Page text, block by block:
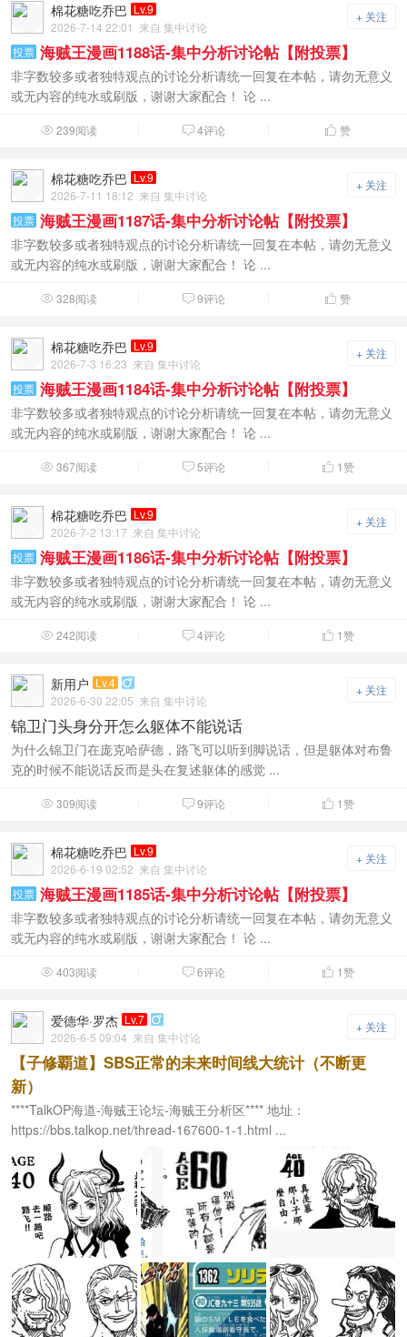
+ 关注
棉花糖吃乔巴 Lv.9
2026-7-14 22:01 来自 集中讨论
投票 海贼王漫画1188话-集中分析讨论帖【附投票】
非字数较多或者独特观点的讨论分析请统一回复在本帖，请勿无意义
或无内容的纯水或刷版，谢谢大家配合！ 论 ...
 239阅读  4评论  赞
+ 关注
棉花糖吃乔巴 Lv.9
2026-7-11 18:12 来自 集中讨论
投票 海贼王漫画1187话-集中分析讨论帖【附投票】
非字数较多或者独特观点的讨论分析请统一回复在本帖，请勿无意义
或无内容的纯水或刷版，谢谢大家配合！ 论 ...
 328阅读  9评论  赞
+ 关注
棉花糖吃乔巴 Lv.9
2026-7-3 16:23 来自 集中讨论
投票 海贼王漫画1184话-集中分析讨论帖【附投票】
非字数较多或者独特观点的讨论分析请统一回复在本帖，请勿无意义
或无内容的纯水或刷版，谢谢大家配合！ 论 ...
 367阅读  5评论  1赞
+ 关注
棉花糖吃乔巴 Lv.9
2026-7-2 13:17 来自 集中讨论
投票 海贼王漫画1186话-集中分析讨论帖【附投票】
非字数较多或者独特观点的讨论分析请统一回复在本帖，请勿无意义
或无内容的纯水或刷版，谢谢大家配合！ 论 ...
 242阅读  4评论  1赞
+ 关注
新用户 Lv.4 
2026-6-30 22:05 来自 集中讨论
锦卫门头身分开怎么躯体不能说话
为什么锦卫门在庞克哈萨德，路飞可以听到脚说话，但是躯体对布鲁
克的时候不能说话反而是头在复述躯体的感觉 ...
 309阅读  9评论  1赞
+ 关注
棉花糖吃乔巴 Lv.9
2026-6-19 02:52 来自 集中讨论
投票 海贼王漫画1185话-集中分析讨论帖【附投票】
非字数较多或者独特观点的讨论分析请统一回复在本帖，请勿无意义
或无内容的纯水或刷版，谢谢大家配合！ 论 ...
 403阅读  6评论  1赞
+ 关注
爱德华·罗杰 Lv.7 
2026-6-5 09:04 来自 集中讨论
【子修覇道】SBS正常的未来时间线大统计（不断更
新）
****TalkOP海道-海贼王论坛-海贼王分析区**** 地址：
https://bbs.talkop.net/thread-167600-1-1.html ...